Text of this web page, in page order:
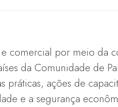
comercial por meio da
da Comunidade de
práticas, ações de
e a segurança